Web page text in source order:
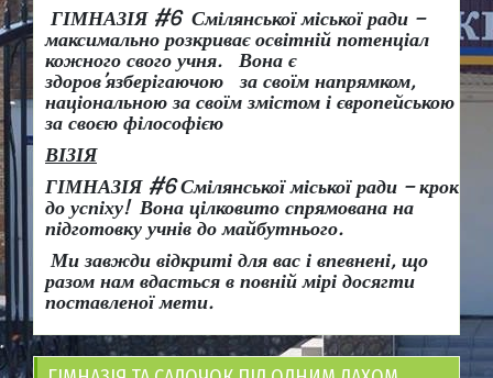
ГІМНАЗІЯ #6 Смілянської міської ради –
максимально розкриває освітній потенціал
кожного свого учня.
Вона є
здоров’язберігаючою за своїм напрямком,
національною за своїм змістом і європейською
за своєю філософією
ВІЗІЯ
ГІМНАЗІЯ #6 Смілянської міської ради – крок
до успіху! Вона цілковито спрямована на
підготовку учнів до майбутнього.
Ми завжди відкриті для вас і впевнені, що
разом нам вдасться в повній мірі досягти
поставленої мети.